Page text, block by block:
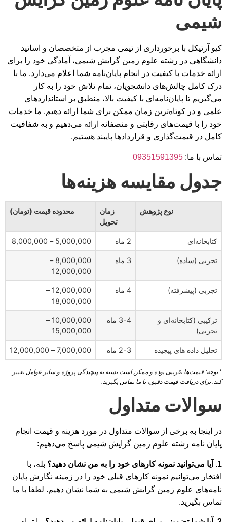
شیمی
کیو آرتیکل با برخورداری از تیمی مجرب از متخصصان و اساتید
دانشگاهی در رشته علوم زمین گرایش شیمی، آمادگی خود را برای
ارائه خدمات با کیفیت در انجام پایان‌نامه شما اعلام می‌دارد. ما با
درک کامل چالش‌های دانشجویان، تمام تلاش خود را به کار
می‌گیریم تا پایان‌نامه‌ای با کیفیت بالا، منطبق بر استانداردهای
علمی و در کوتاه‌ترین زمان ممکن برای شما ارائه دهیم. ما خدمات
خود را با قیمت‌های رقابتی و منصفانه ارائه می‌دهیم و به شفافیت
کامل در قیمت‌گذاری و قراردادها پایبند هستیم.
تماس با ما: 09351591395
جدول مقایسه هزینه‌ها
نوع پژوهش
زمان
تحویل
محدوده قیمت (تومان)
کتابخانه‌ای 2 ماه 5,000,000 – 8,000,000
تجربی (ساده) 3 ماه
8,000,000 –
12,000,000
تجربی (پیشرفته) 4 ماه
12,000,000 –
18,000,000
ترکیبی (کتابخانه‌ای و
تجربی)
3-4 ماه
10,000,000 –
15,000,000
تحلیل داده های پیچیده 2-3 ماه 7,000,000 – 12,000,000
* توجه: قیمت‌ها تقریبی بوده و ممکن است بسته به پیچیدگی پروژه و سایر عوامل تغییر
کند. برای دریافت قیمت دقیق، با ما تماس بگیرید.
سوالات متداول
در اینجا به برخی از سوالات متداول در مورد هزینه و قیمت انجام
پایان نامه رشته علوم زمین گرایش شیمی پاسخ می‌دهیم:
1. آیا می‌توانید نمونه کارهای خود را به من نشان دهید؟
بله، با
افتخار می‌توانیم نمونه کارهای قبلی خود را در زمینه نگارش پایان
نامه‌های علوم زمین گرایش شیمی به شما نشان دهیم. لطفا با ما
تماس بگیرید.